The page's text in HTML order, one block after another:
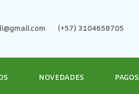
(+57) 3104658705
NOVEDADES PAGOS